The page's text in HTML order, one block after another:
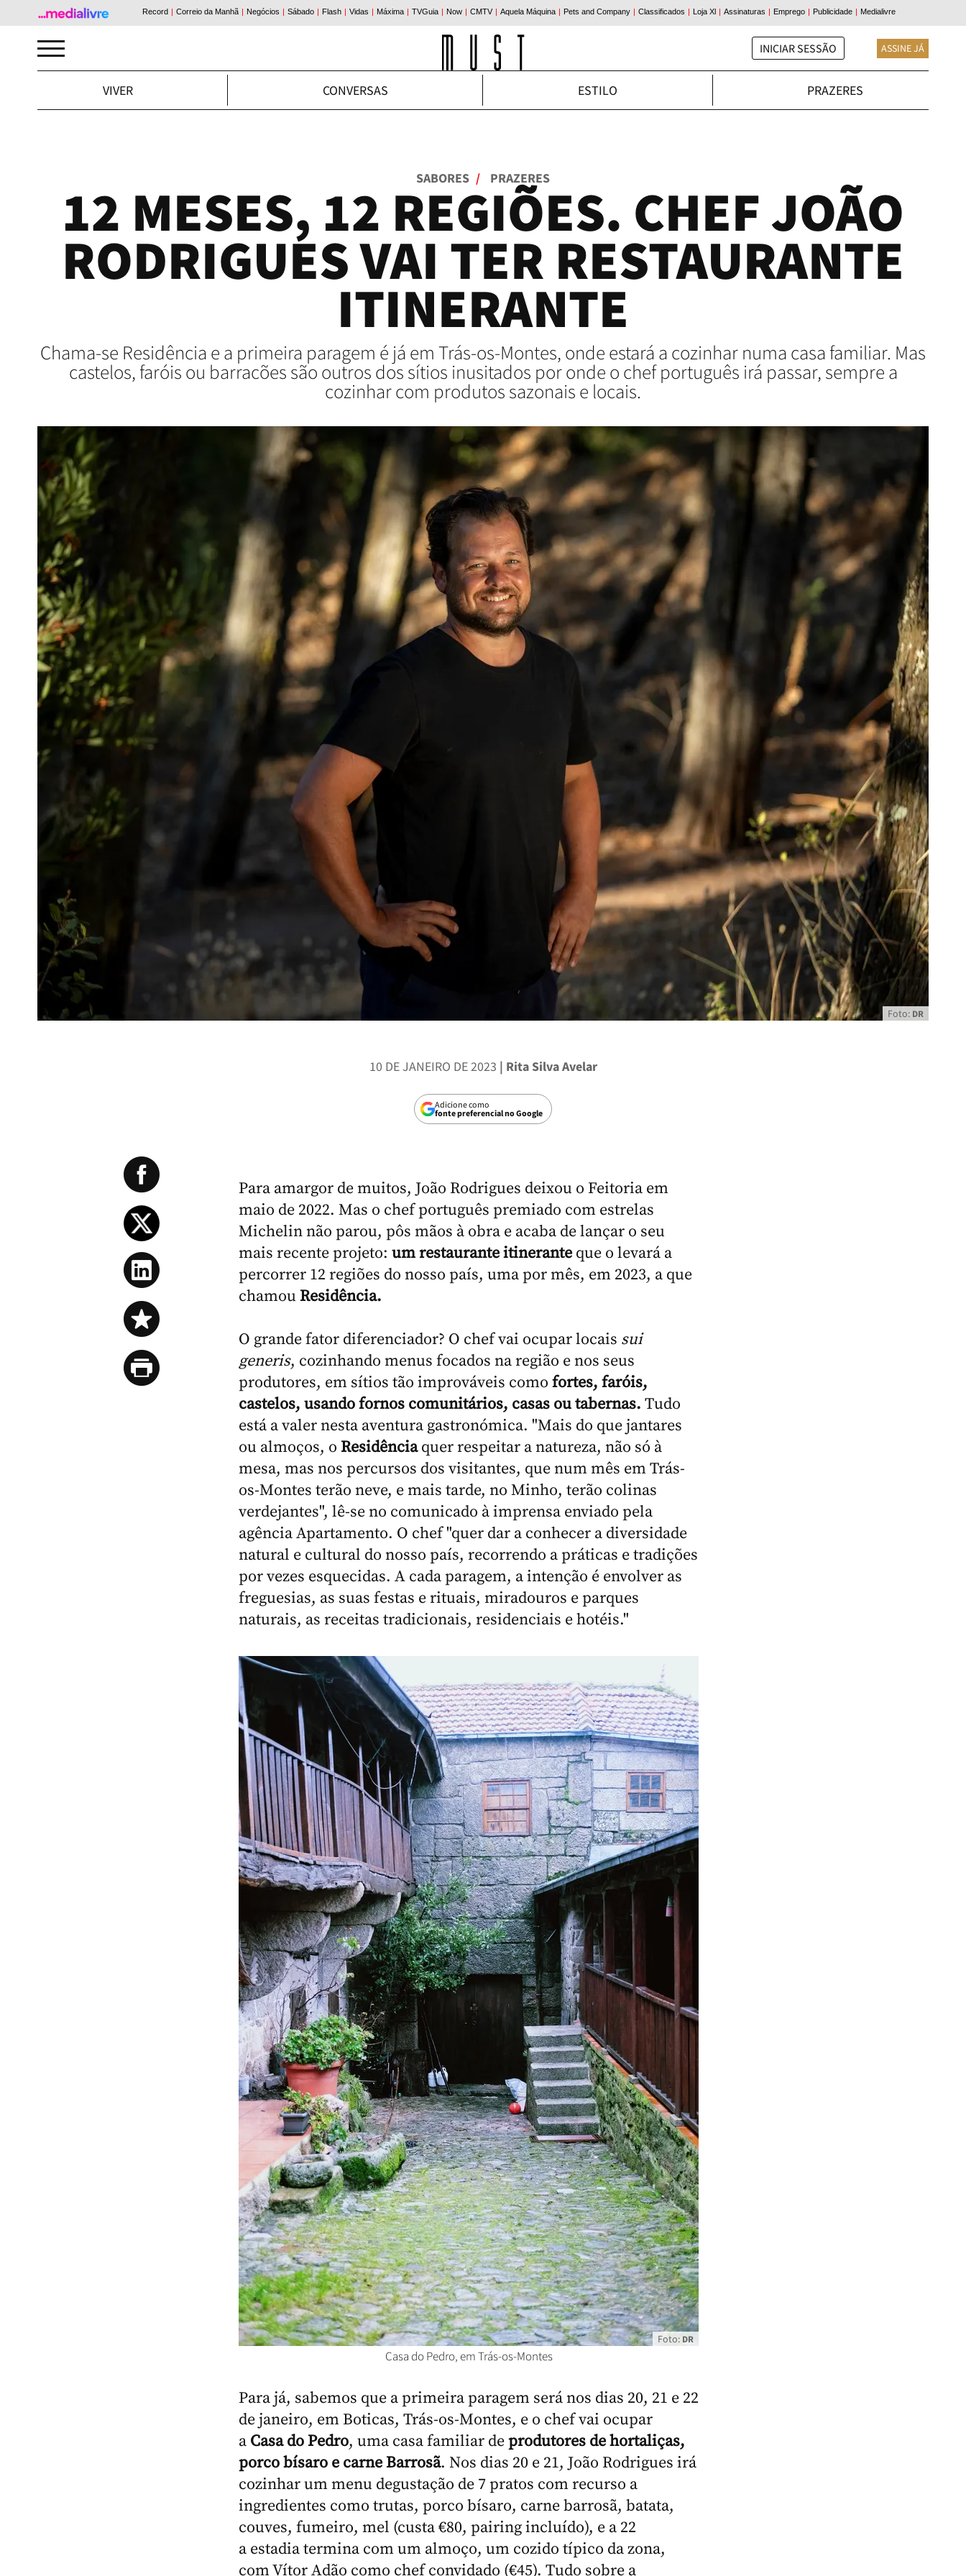
INICIAR SESSÃO ASSINE JÁ
VIVER CONVERSAS ESTILO PRAZERES
SABORES / PRAZERES
12 MESES, 12 REGIÕES. CHEF JOÃO
RODRIGUES VAI TER RESTAURANTE
ITINERANTE
Chama-se Residência e a primeira paragem é já em Trás-os-Montes, onde estará a cozinhar numa casa familiar. Mas
castelos, faróis ou barracões são outros dos sítios inusitados por onde o chef português irá passar, sempre a
cozinhar com produtos sazonais e locais.
Foto: DR
10 DE JANEIRO DE 2023 | Rita Silva Avelar
Adicione como
fonte preferencial no Google
Para amargor de muitos, João Rodrigues deixou o Feitoria em
maio de 2022. Mas o chef português premiado com estrelas
Michelin não parou, pôs mãos à obra e acaba de lançar o seu
mais recente projeto: um restaurante itinerante que o levará a
percorrer 12 regiões do nosso país, uma por mês, em 2023, a que
chamou Residência.
O grande fator diferenciador? O chef vai ocupar locais sui
generis, cozinhando menus focados na região e nos seus
produtores, em sítios tão improváveis como fortes, faróis,
castelos, usando fornos comunitários, casas ou tabernas. Tudo
está a valer nesta aventura gastronómica. "Mais do que jantares
ou almoços, o Residênciaquer respeitar a natureza, não só à
mesa, mas nos percursos dos visitantes, que num mês em Trás-
os-Montes terão neve, e mais tarde, no Minho, terão colinas
verdejantes", lê-se no comunicado à imprensa enviado pela
agência Apartamento. O chef "quer dar a conhecer a diversidade
natural e cultural do nosso país, recorrendo a práticas e tradições
por vezes esquecidas. A cada paragem, a intenção é envolver as
freguesias, as suas festas e rituais, miradouros e parques
naturais, as receitas tradicionais, residenciais e hotéis."
Casa do Pedro, em Trás-os-Montes
Foto: DR
Para já, sabemos que a primeira paragem será nos dias 20, 21 e 22
de janeiro, em Boticas, Trás-os-Montes, e o chef vai ocupar
a Casa do Pedro, uma casa familiar deprodutores de hortaliças,
porco bísaro e carne Barrosã. Nos dias 20 e 21, João Rodrigues irá
cozinhar um menu degustação de 7 pratos com recurso a
ingredientes como trutas, porco bísaro, carne barrosã, batata,
couves, fumeiro, mel (custa €80, pairing incluído), e a 22
a estadia termina com um almoço, um cozido típico da zona,
com Vítor Adão como chef convidado (€45). Tudo sobre a